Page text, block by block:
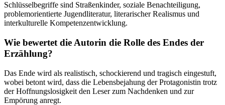
Schlüsselbegriffe sind Straßenkinder, soziale Benachteiligung,
problemorientierte Jugendliteratur, literarischer Realismus und
interkulturelle Kompetenzentwicklung.
Wie bewertet die Autorin die Rolle des Endes der
Erzählung?
Das Ende wird als realistisch, schockierend und tragisch eingestuft,
wobei betont wird, dass die Lebensbejahung der Protagonistin trotz
der Hoffnungslosigkeit den Leser zum Nachdenken und zur
Empörung anregt.